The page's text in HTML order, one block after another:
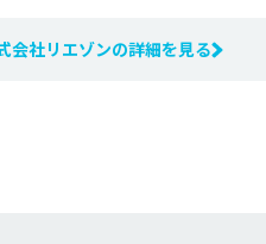
会社リエゾンの詳細を見る